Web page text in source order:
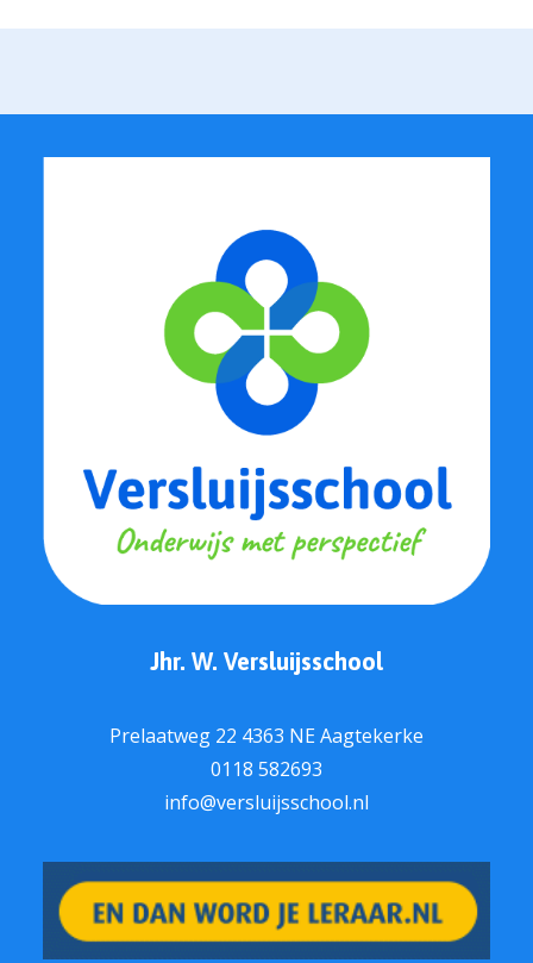
Jhr. W. Versluijsschool
Prelaatweg 22 4363 NE Aagtekerke
0118 582693
info@versluijsschool.nl